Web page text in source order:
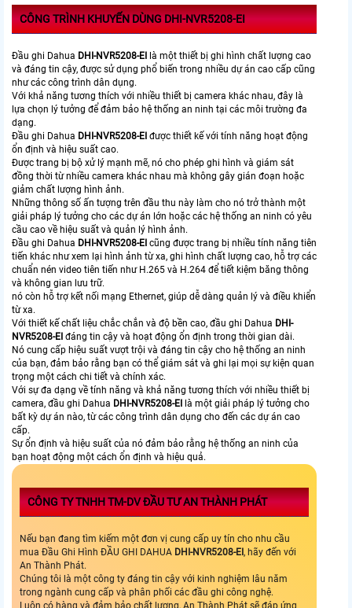
CÔNG TRÌNH KHUYẾN DÙNG DHI-NVR5208-EI
Đầu ghi Dahua DHI-NVR5208-EI
là một thiết bị ghi hình chất lượng cao
và đáng tin cậy, được sử dụng phổ biến trong nhiều dự án cao cấp cũng
như các công trình dân dụng.
Với khả năng tương thích với nhiều thiết bị camera khác nhau, đây là
lựa chọn lý tưởng để đảm bảo hệ thống an ninh tại các môi trường đa
dạng.
Đầu ghi Dahua DHI-NVR5208-EI được thiết kế với tính năng hoạt động
ổn định và hiệu suất cao.
Được trang bị bộ xử lý mạnh mẽ, nó cho phép ghi hình và giám sát
đồng thời từ nhiều camera khác nhau mà không gây gián đoạn hoặc
giảm chất lượng hình ảnh.
Những thông số ấn tượng trên đầu thu này làm cho nó trở thành một
giải pháp lý tưởng cho các dự án lớn hoặc các hệ thống an ninh có yêu
cầu cao về hiệu suất và quản lý hình ảnh.
Đầu ghi Dahua DHI-NVR5208-EI cũng được trang bị nhiều tính năng tiên
tiến khác như xem lại hình ảnh từ xa, ghi hình chất lượng cao, hỗ trợ các
chuẩn nén video tiên tiến như H.265 và H.264 để tiết kiệm băng thông
và không gian lưu trữ.
nó còn hỗ trợ kết nối mạng Ethernet, giúp dễ dàng quản lý và điều khiển
từ xa.
Với thiết kế chất liệu chắc chắn và độ bền cao, đầu ghi Dahua DHI-
NVR5208-EI đáng tin cậy và hoạt động ổn định trong thời gian dài.
Nó cung cấp hiệu suất vượt trội và đáng tin cậy cho hệ thống an ninh
của bạn, đảm bảo rằng bạn có thể giám sát và ghi lại mọi sự kiện quan
trọng một cách chi tiết và chính xác.
Với sự đa dạng về tính năng và khả năng tương thích với nhiều thiết bị
camera, đầu ghi Dahua DHI-NVR5208-EI
là một giải pháp lý tưởng cho
bất kỳ dự án nào, từ các công trình dân dụng cho đến các dự án cao
cấp.
Sự ổn định và hiệu suất của nó đảm bảo rằng hệ thống an ninh của
bạn hoạt động một cách ổn định và hiệu quả.
CÔNG TY TNHH TM-DV ĐẦU TƯ AN THÀNH PHÁT
Nếu bạn đang tìm kiếm một đơn vị cung cấp uy tín cho nhu cầu
mua Đầu Ghi Hình ĐẦU GHI DAHUA DHI-NVR5208-EI , hãy đến với
An Thành Phát.
Chúng tôi là một công ty đáng tin cậy với kinh nghiệm lâu năm
trong ngành cung cấp và phân phối các đầu ghi công nghệ.